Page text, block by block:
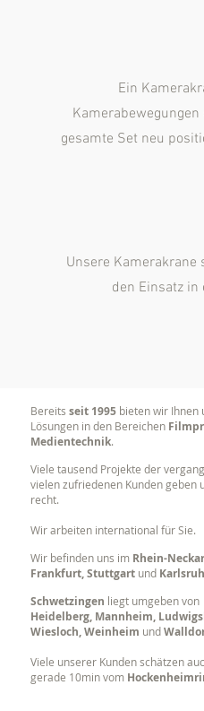
Ein
gesamte Set neu
Unsere
den Einsatz
Bereits seit 1995 bieten wir Ihnen
Lösungen in den Bereichen
Medientechnik.
Viele tausend Projekte der
vielen zufriedenen Kunden geben
recht.
Wir arbeiten international für Sie.
Wir befinden uns im Rhein-
Frankfurt, Stuttgart und
Schwetzingen liegt umgeben von
Heidelberg, Mannheim,
Wiesloch, Weinheim und
Viele unserer Kunden schätzen
gerade 10min vom